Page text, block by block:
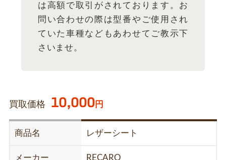
は高額で取引がされております。お
問い合わせの際は型番やご使用され
ていた車種などもあわせてご教示下
さいませ。
買取価格 10,000円
商品名 レザーシート
メーカー RECARO